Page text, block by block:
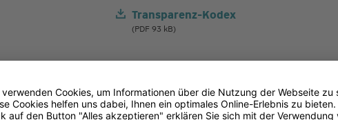
Transparenz-Kodex
(PDF 93 kB)